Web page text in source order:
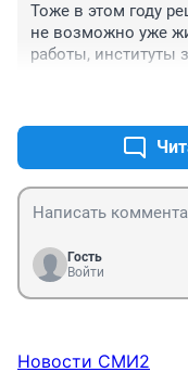
Тоже в этом году
не возможно уже
работы, институты
цены на
продукты
менять ценники.
людей в наш край
Люди у которых
уезжают, а в город
развития, все
Гость
Войти
Новости СМИ2